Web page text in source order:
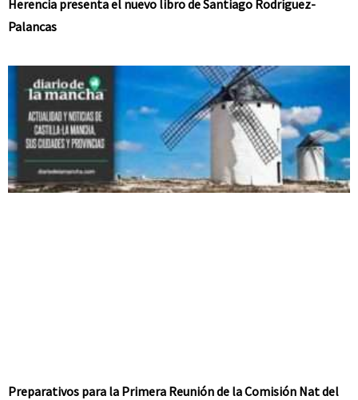
Herencia presenta el nuevo libro de Santiago Rodríguez-
Palancas
Preparativos para la Primera Reunión de la Comisión Nat del